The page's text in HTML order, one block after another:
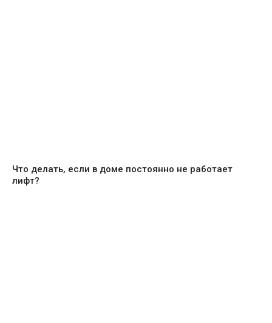
Что делать, если в доме постоянно не работает
лифт?